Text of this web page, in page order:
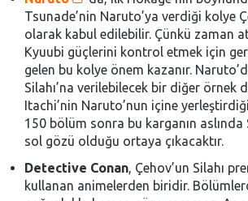
Tsunade’nin Naruto’ya verdiği kolye
olarak kabul edilebilir. Çünkü zaman
Kyuubi güçlerini kontrol etmek için
gelen bu kolye önem kazanır.
Silahı’na verilebilecek bir diğer örnek
Itachi’nin Naruto’nun içine
150 bölüm sonra bu karganın aslında
sol gözü olduğu ortaya çıkacaktır.
Detective Conan, Çehov’un Silahı
kullanan animelerden biridir.